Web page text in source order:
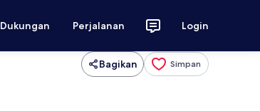
Dukungan Perjalanan Login
Bagikan Simpan